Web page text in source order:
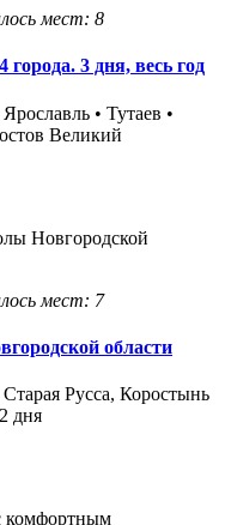
мест: 8
3 дня, весь год
• Тутаев •
Великий
мест: 7
области
Русса, Коростынь
дня